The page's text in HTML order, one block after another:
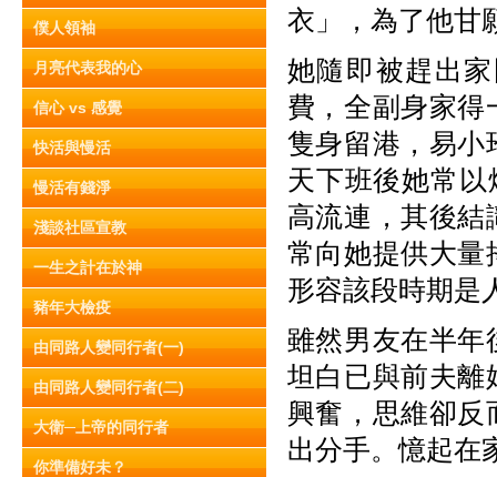
僕人領袖
月亮代表我的心
信心 vs 感覺
快活與慢活
慢活有錢淨
淺談社區宣教
一生之計在於神
豬年大檢疫
由同路人變同行者(一)
由同路人變同行者(二)
大衛─上帝的同行者
你準備好未？
衣」，為了他甘
她隨即被趕出
費，全副身家得
隻身留港，易小
天下班後她常
高流連，其後結
常向她提供大量
形容該段時期是
雖然男友在半年
坦白已與前夫離
興奮，思維卻反
出分手。憶起在